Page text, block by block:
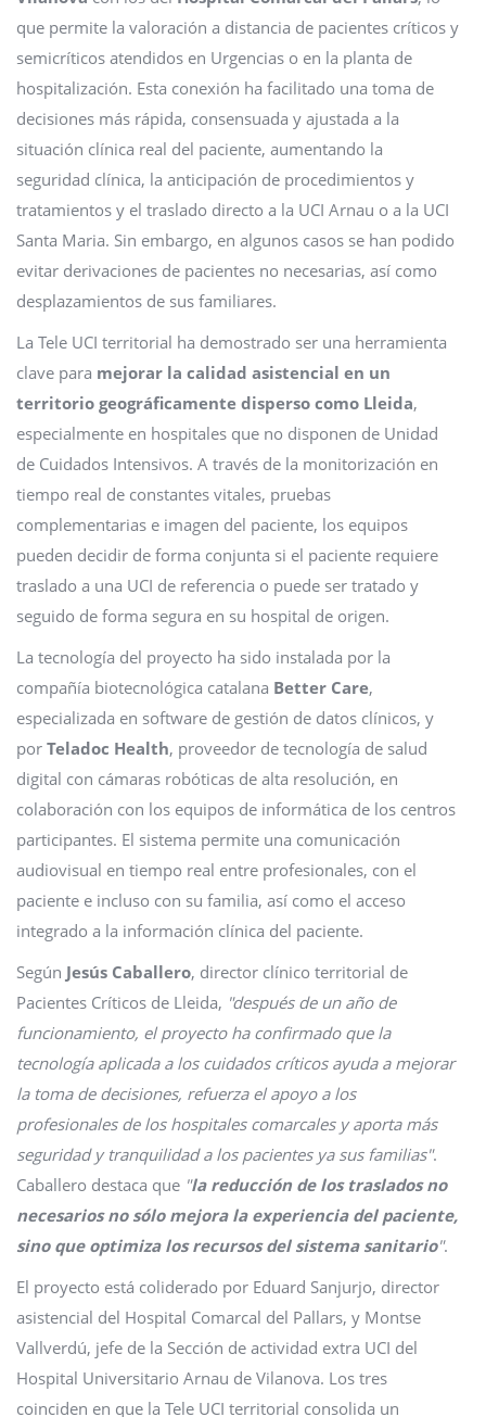
que permite la valoración a distancia de pacientes críticos y
semicríticos atendidos en Urgencias o en la planta de
hospitalización. Esta conexión ha facilitado una toma de
decisiones más rápida, consensuada y ajustada a la
situación clínica real del paciente, aumentando la
seguridad clínica, la anticipación de procedimientos y
tratamientos y el traslado directo a la UCI Arnau o a la UCI
Santa Maria. Sin embargo, en algunos casos se han podido
evitar derivaciones de pacientes no necesarias, así como
desplazamientos de sus familiares.
La Tele UCI territorial ha demostrado ser una herramienta
clave para mejorar la calidad asistencial en un
territorio geográficamente disperso como Lleida,
especialmente en hospitales que no disponen de Unidad
de Cuidados Intensivos. A través de la monitorización en
tiempo real de constantes vitales, pruebas
complementarias e imagen del paciente, los equipos
pueden decidir de forma conjunta si el paciente requiere
traslado a una UCI de referencia o puede ser tratado y
seguido de forma segura en su hospital de origen.
La tecnología del proyecto ha sido instalada por la
compañía biotecnológica catalana Better Care,
especializada en software de gestión de datos clínicos, y
por Teladoc Health, proveedor de tecnología de salud
digital con cámaras robóticas de alta resolución, en
colaboración con los equipos de informática de los centros
participantes. El sistema permite una comunicación
audiovisual en tiempo real entre profesionales, con el
paciente e incluso con su familia, así como el acceso
integrado a la información clínica del paciente.
Según Jesús Caballero, director clínico territorial de
Pacientes Críticos de Lleida, "después de un año de
funcionamiento, el proyecto ha confirmado que la
tecnología aplicada a los cuidados críticos ayuda a mejorar
la toma de decisiones, refuerza el apoyo a los
profesionales de los hospitales comarcales y aporta más
seguridad y tranquilidad a los pacientes ya sus familias".
Caballero destaca que "la reducción de los traslados no
necesarios no sólo mejora la experiencia del paciente,
sino que optimiza los recursos del sistema sanitario".
El proyecto está coliderado por Eduard Sanjurjo, director
asistencial del Hospital Comarcal del Pallars, y Montse
Vallverdú, jefe de la Sección de actividad extra UCI del
Hospital Universitario Arnau de Vilanova. Los tres
coinciden en que la Tele UCI territorial consolida un